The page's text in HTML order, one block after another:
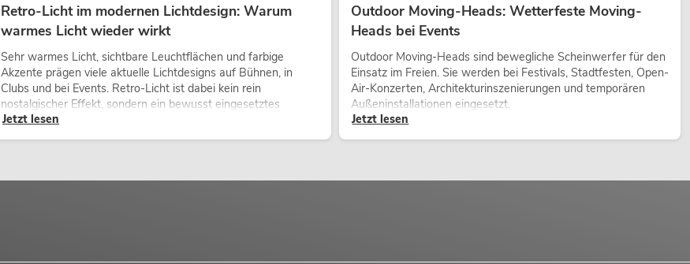
Retro-Licht im modernen Lichtdesign: Warum
warmes Licht wieder wirkt
Sehr warmes Licht, sichtbare Leuchtflächen und farbige
Akzente prägen viele aktuelle Lichtdesigns auf Bühnen, in
Clubs und bei Events. Retro-Licht ist dabei kein rein
nostalgischer Effekt, sondern ein bewusst eingesetztes
Gestaltungsmittel: Es schafft Atmosphäre, gibt Szenen
Jetzt lesen
Outdoor Moving-Heads: Wetterfeste Moving-
Heads bei Events
Outdoor Moving-Heads sind bewegliche Scheinwerfer für den
Einsatz im Freien. Sie werden bei Festivals, Stadtfesten, Open-
Air-Konzerten, Architekturinszenierungen und temporären
Außeninstallationen eingesetzt.
Jetzt lesen